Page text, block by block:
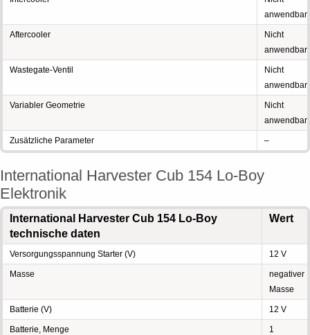
anwendbar
Aftercooler
Nicht
anwendbar
Wastegate-Ventil
Nicht
anwendbar
Variabler Geometrie
Nicht
anwendbar
Zusätzliche Parameter –
International Harvester Cub 154 Lo-Boy
Elektronik
International Harvester Cub 154 Lo-Boy
technische daten
Wert
Versorgungsspannung Starter (V) 12 V
Masse
negativer
Masse
Batterie (V) 12 V
Batterie, Menge 1